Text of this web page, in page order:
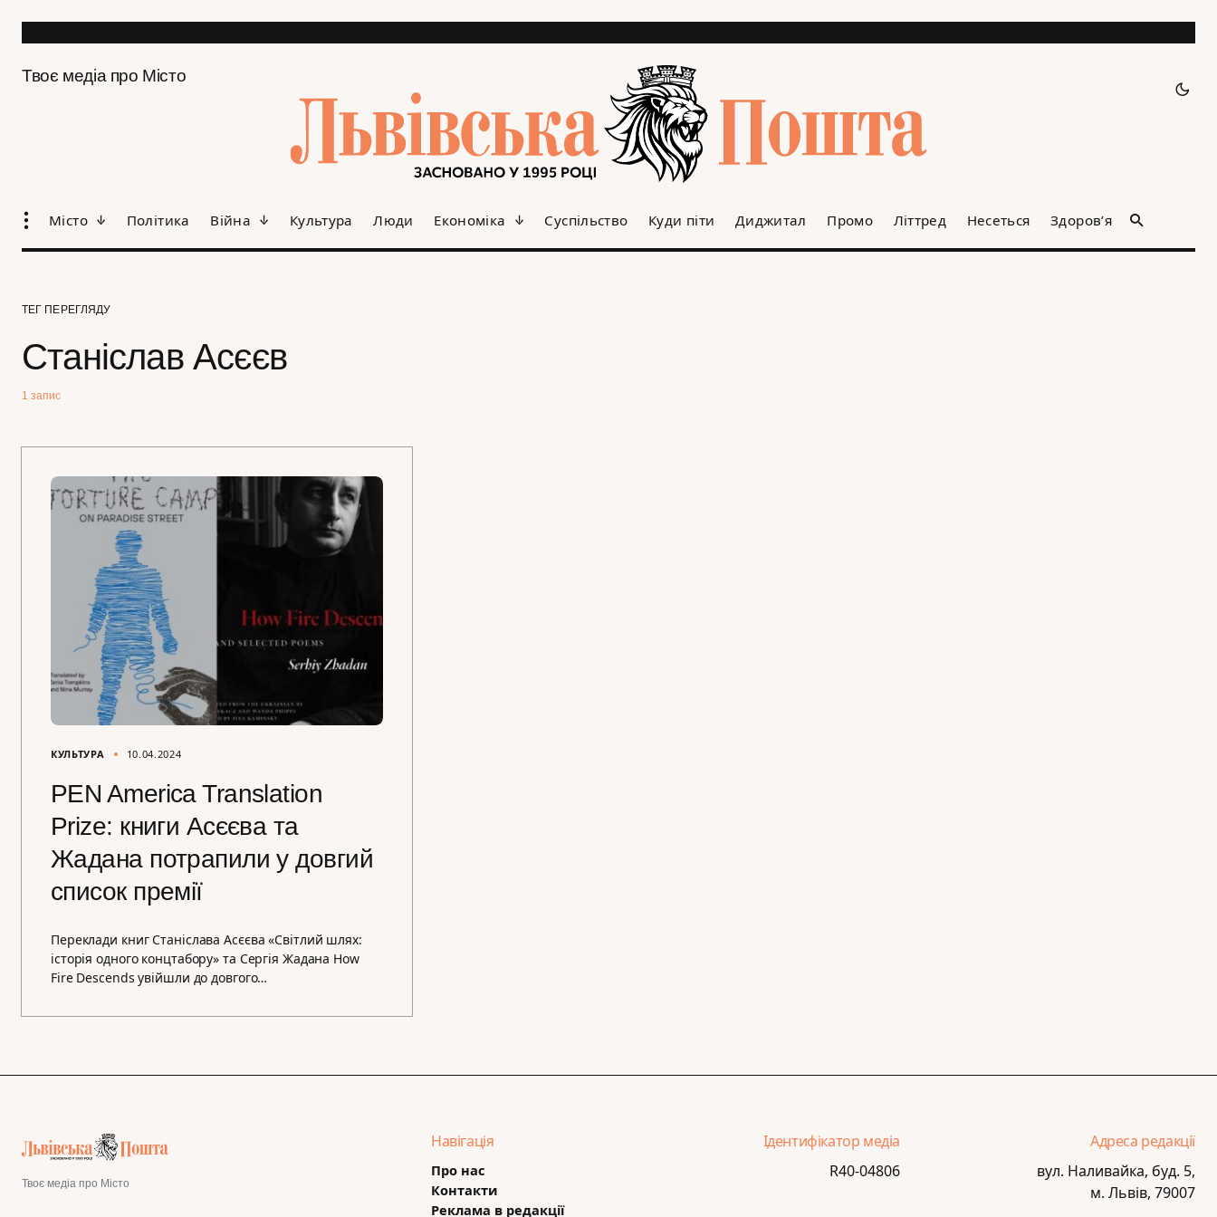
Твоє медіа про Місто
Місто Політика Війна Культура Люди Економіка Суспільство Куди піти Диджитал Промо Літтред Несеться Здоров’я
ТЕГ ПЕРЕГЛЯДУ
Станіслав Асєєв
1 запис
КУЛЬТУРА 10.04.2024
PEN America Translation
Prize: книги Асєєва та
Жадана потрапили у довгий
список премії
Переклади книг Станіслава Асєєва «Світлий шлях:
історія одного концтабору» та Сергія Жадана How
Fire Descends увійшли до довгого…
Твоє медіа про Місто
Навігація
Про нас
Контакти
Реклама в редакції
Ідентифікатор медіа
R40-04806
Адреса редакції
вул. Наливайка, буд. 5,
м. Львів, 79007